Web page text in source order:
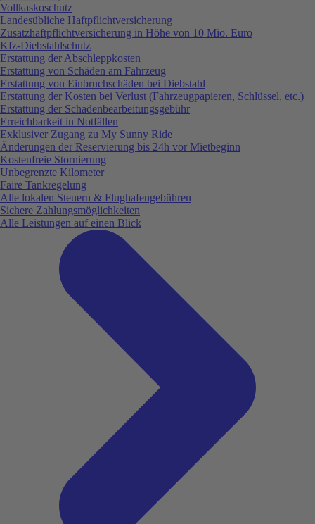
Vollkaskoschutz
Landesübliche Haftpflichtversicherung
Zusatzhaftpflichtversicherung in Höhe von 10 Mio. Euro
Kfz-Diebstahlschutz
Erstattung der Abschleppkosten
Erstattung von Schäden am Fahrzeug
Erstattung von Einbruchschäden bei Diebstahl
Erstattung der Kosten bei Verlust (Fahrzeugpapieren, Schlüssel, etc.)
Erstattung der Schadenbearbeitungsgebühr
Erreichbarkeit in Notfällen
Exklusiver Zugang zu My Sunny Ride
Änderungen der Reservierung bis 24h vor Mietbeginn
Kostenfreie Stornierung
Unbegrenzte Kilometer
Faire Tankregelung
Alle lokalen Steuern & Flughafengebühren
Sichere Zahlungsmöglichkeiten
Alle Leistungen auf einen Blick